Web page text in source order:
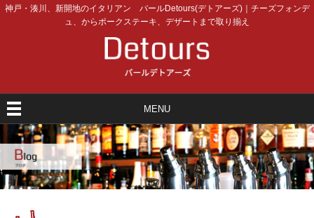
神戸・湊川、新開地のイタリアン バールDetours(デトアーズ)｜チーズフォンデ
ュ、からポークステーキ、デザートまで取り揃え
MENU